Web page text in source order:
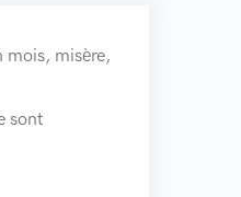
mois, misère,
sont